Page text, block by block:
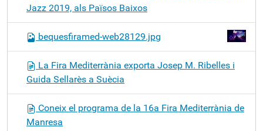
Jazz 2019, als Països Baixos
bequesfiramed-web28129.jpg
La Fira Mediterrània exporta Josep M. Ribelles i
Guida Sellarès a Suècia
Coneix el programa de la 16a Fira Mediterrània de
Manresa